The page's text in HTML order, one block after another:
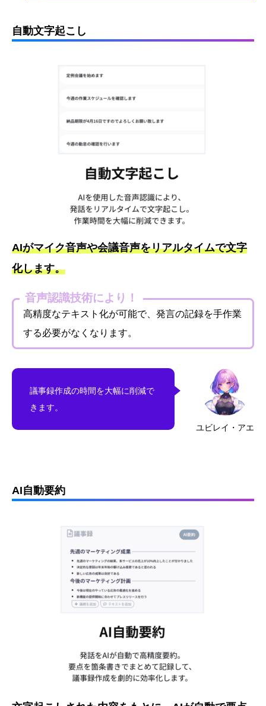
自動文字起こし
AIがマイク音声や会議音声をリアルタイムで文字
化します。
音声認識技術により！
高精度なテキスト化が可能で、発言の記録を手作業
する必要がなくなります。
ユビレイ・アエ
議事録作成の時間を大幅に削減で
きます。
AI自動要約